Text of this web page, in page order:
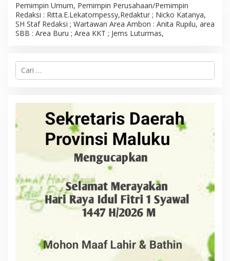
Pemimpin Umum, Pemimpin Perusahaan/Pemimpin
Redaksi : Ritta.E.Lekatompessy,Redaktur ; Nicko Katanya,
SH Staf Redaksi ; Wartawan Area Ambon : Anita Rupilu, area
SBB : Area Buru ; Area KKT ; Jems Luturmas,
C
u
t
u